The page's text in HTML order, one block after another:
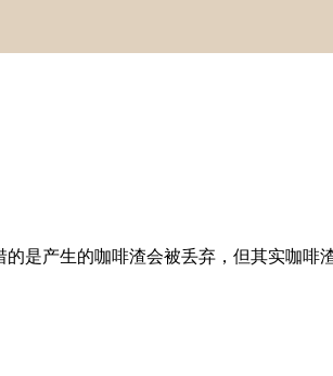
是产生的咖啡渣会被丢弃，但其实咖